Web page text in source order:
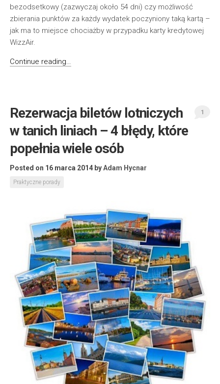
bezodsetkowy (zazwyczaj około 54 dni) czy możliwość
zbierania punktów za każdy wydatek poczyniony taką kartą –
jak ma to miejsce chociażby w przypadku karty kredytowej
WizzAir.
Continue reading…
Rezerwacja biletów lotniczych
w tanich liniach – 4 błędy, które
popełnia wiele osób
Posted on 16 marca 2014 byAdam Hycnar
Praktyczne porady
1